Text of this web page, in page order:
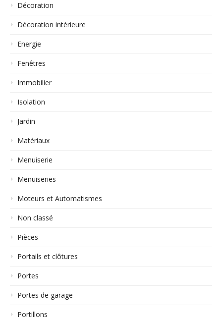
Décoration
Décoration intérieure
Energie
Fenêtres
Immobilier
Isolation
Jardin
Matériaux
Menuiserie
Menuiseries
Moteurs et Automatismes
Non classé
Pièces
Portails et clôtures
Portes
Portes de garage
Portillons